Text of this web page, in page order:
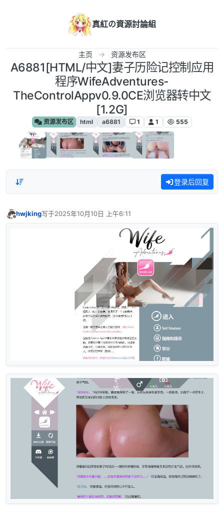
真紅の資源討論組
主页 资源发布区
A6881[HTML/中文]妻子历险记控制应用
程序WifeAdventures-
TheControlAppv0.9.0CE浏览器转中文
[1.2G]
资源发布区 html a6881 1 1 555
登录后回复
hwjking写于2025年10月10日 上午6:11
最后由 编辑